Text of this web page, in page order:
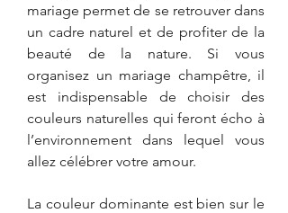
mariage permet de se retrouver dans
un cadre naturel et de profiter de la
beauté de la nature. Si vous
organisez un mariage champêtre, il
est indispensable de choisir des
couleurs naturelles qui feront écho à
l’environnement dans lequel vous
allez célébrer votre amour.
La couleur dominante est bien sur le